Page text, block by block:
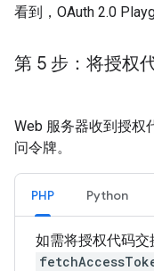
看到，OAuth 2.0
第 5 步：将授权
Web 服务器收到授权
问令牌。
PHP Python
如需将授权代码